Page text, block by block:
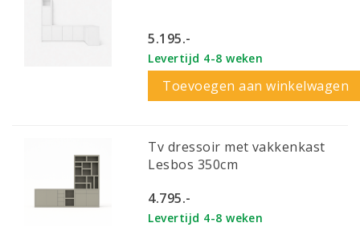
5.195.-
Levertijd 4-8 weken
Toevoegen aan winkelwagen
Tv dressoir met vakkenkast
Lesbos 350cm
4.795.-
Levertijd 4-8 weken